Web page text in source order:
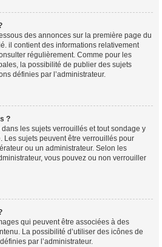
des annonces sur la première page du
il contient des informations relativement
régulièrement. Comme pour les
la possibilité de publier des sujets
définies par l’administrateur.
?
les sujets verrouillés et tout sondage y
Les sujets peuvent être verrouillés pour
ou un administrateur. Selon les
vous pouvez ou non verrouiller
qui peuvent être associées à des
La possibilité d’utiliser des icônes de
par l’administrateur.